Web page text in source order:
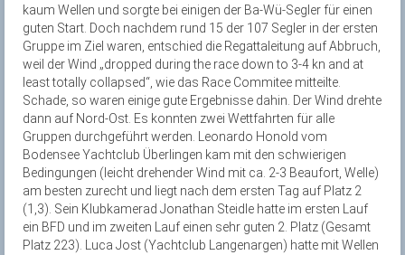
kaum Wellen und sorgte bei einigen der Ba-Wü-Segler für einen
guten Start. Doch nachdem rund 15 der 107 Segler in der ersten
Gruppe im Ziel waren, entschied die Regattaleitung auf Abbruch,
weil der Wind „dropped during the race down to 3-4 kn and at
least totally collapsed“, wie das Race Commitee mitteilte.
Schade, so waren einige gute Ergebnisse dahin. Der Wind drehte
dann auf Nord-Ost. Es konnten zwei Wettfahrten für alle
Gruppen durchgeführt werden. Leonardo Honold vom
Bodensee Yachtclub Überlingen kam mit den schwierigen
Bedingungen (leicht drehender Wind mit ca. 2-3 Beaufort, Welle)
am besten zurecht und liegt nach dem ersten Tag auf Platz 2
(1,3). Sein Klubkamerad Jonathan Steidle hatte im ersten Lauf
ein BFD und im zweiten Lauf einen sehr guten 2. Platz (Gesamt
Platz 223). Luca Jost (Yachtclub Langenargen) hatte mit Wellen